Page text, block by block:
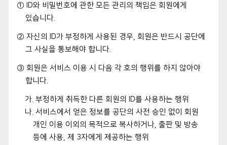
① ID와 비밀번호에 관한 모든 관리의 책임은 회원에게
있습니다.
② 자신의 ID가 부정하게 사용된 경우, 회원은 반드시 공단에
그 사실을 통보해야 합니다.
③ 회원은 서비스 이용 시 다음 각 호의 행위를 하지 않아야
합니다.
가. 부정하게 취득한 다른 회원의 ID를 사용하는 행위
나. 서비스에서 얻은 정보를 공단의 사전 승인 없이 회원
개인 이용 이외의 목적으로 복사하거나, 출판 및 방송
등에 사용, 제 3자에게 제공하는 행위